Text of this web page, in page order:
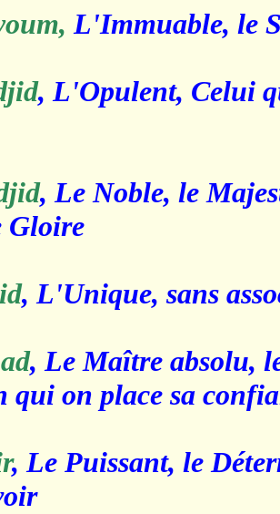
L'Immuable, le
, L'Opulent, Celui
, Le Noble, le
Gloire
, L'Unique, sans
, Le Maître absolu,
qui on place sa
, Le Puissant, le